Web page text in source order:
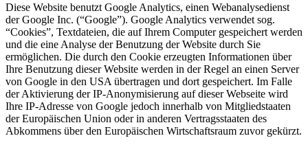
Diese Website benutzt Google Analytics, einen Webanalysedienst
der Google Inc. (“Google”). Google Analytics verwendet sog.
“Cookies”, Textdateien, die auf Ihrem Computer gespeichert werden
und die eine Analyse der Benutzung der Website durch Sie
ermöglichen. Die durch den Cookie erzeugten Informationen über
Ihre Benutzung dieser Website werden in der Regel an einen Server
von Google in den USA übertragen und dort gespeichert. Im Falle
der Aktivierung der IP-Anonymisierung auf dieser Webseite wird
Ihre IP-Adresse von Google jedoch innerhalb von Mitgliedstaaten
der Europäischen Union oder in anderen Vertragsstaaten des
Abkommens über den Europäischen Wirtschaftsraum zuvor gekürzt.